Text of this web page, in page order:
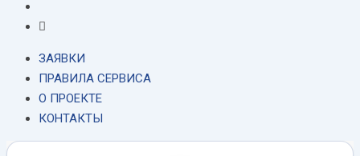
ЗАЯВКИ
ПРАВИЛА СЕРВИСА
О ПРОЕКТЕ
КОНТАКТЫ